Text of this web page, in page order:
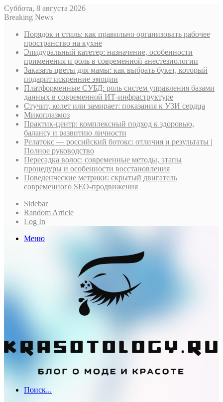
Суббота, 8 августа 2026
Breaking News
Порядок и стиль: как правильно организовать рабочее
пространство на кухне
Эпидуральный катетер: назначение, особенности
применения и роль в современной анестезиологии
Заказать цветы для мамы: как выбрать букет, который
подарит искренние эмоции
Платформенные СУБД: роль систем управления базами
данных в современной ИТ-инфраструктуре
Стучит, колет или замирает: показания к УЗИ сердца
Микоплазмоз
Практик-центр: комплексный подход к здоровью,
балансу и развитию личности
Релатокс — российский ботокс: отличия и результаты |
Полное руководство
Пересадка волос: современные методы, этапы
процедуры и особенности восстановления
Поведенческие метрики: скрытый двигатель
современного SEO-продвижения
Sidebar
Random Article
Log In
Меню
Поиск...